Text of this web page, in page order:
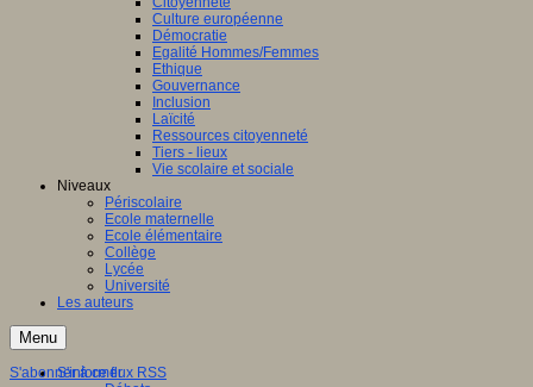
Culture européenne
Démocratie
Egalité Hommes/Femmes
Ethique
Gouvernance
Inclusion
Laïcité
Ressources citoyenneté
Tiers - lieux
Vie scolaire et sociale
Niveaux
Périscolaire
Ecole maternelle
Ecole élémentaire
Collège
Lycée
Université
Les auteurs
Menu
S'informer
S'abonner à ce flux RSS